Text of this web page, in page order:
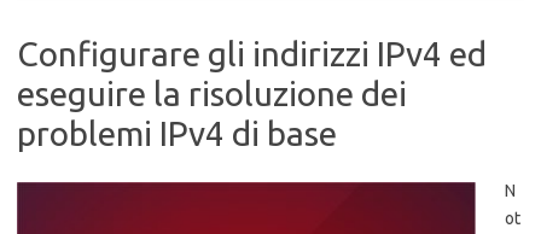
Configurare gli indirizzi IPv4 ed
eseguire la risoluzione dei
problemi IPv4 di base
N
ot